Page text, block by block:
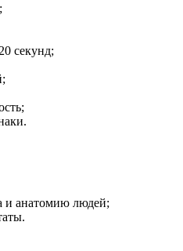
секунд;
и анатомию людей;